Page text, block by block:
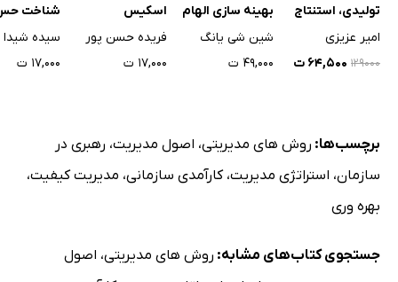
تولیدی، استنتاج
فازی مدیریت
نگهداری و تعمیرات
امیر عزیزی
۱۲۹۰۰۰ ۶۴,۵۰۰ ت
بهینه سازی الهام
گرفته از طبیعت
شین شی یانگ
۴۹,۰۰۰ ت
اسکیس
فریده حسن پور
۱۷,۰۰۰ ت
شناخت
۱۷,۰۰۰ ت
برچسب‌ها: روش های مدیریتی، اصول مدیریت، رهبری در
سازمان، استراتژی مدیریت،کارآمدی سازمانی، مدیریت کیفیت،
بهره وری
جستجوی کتاب‌های مشابه: روش های مدیریتی، اصول